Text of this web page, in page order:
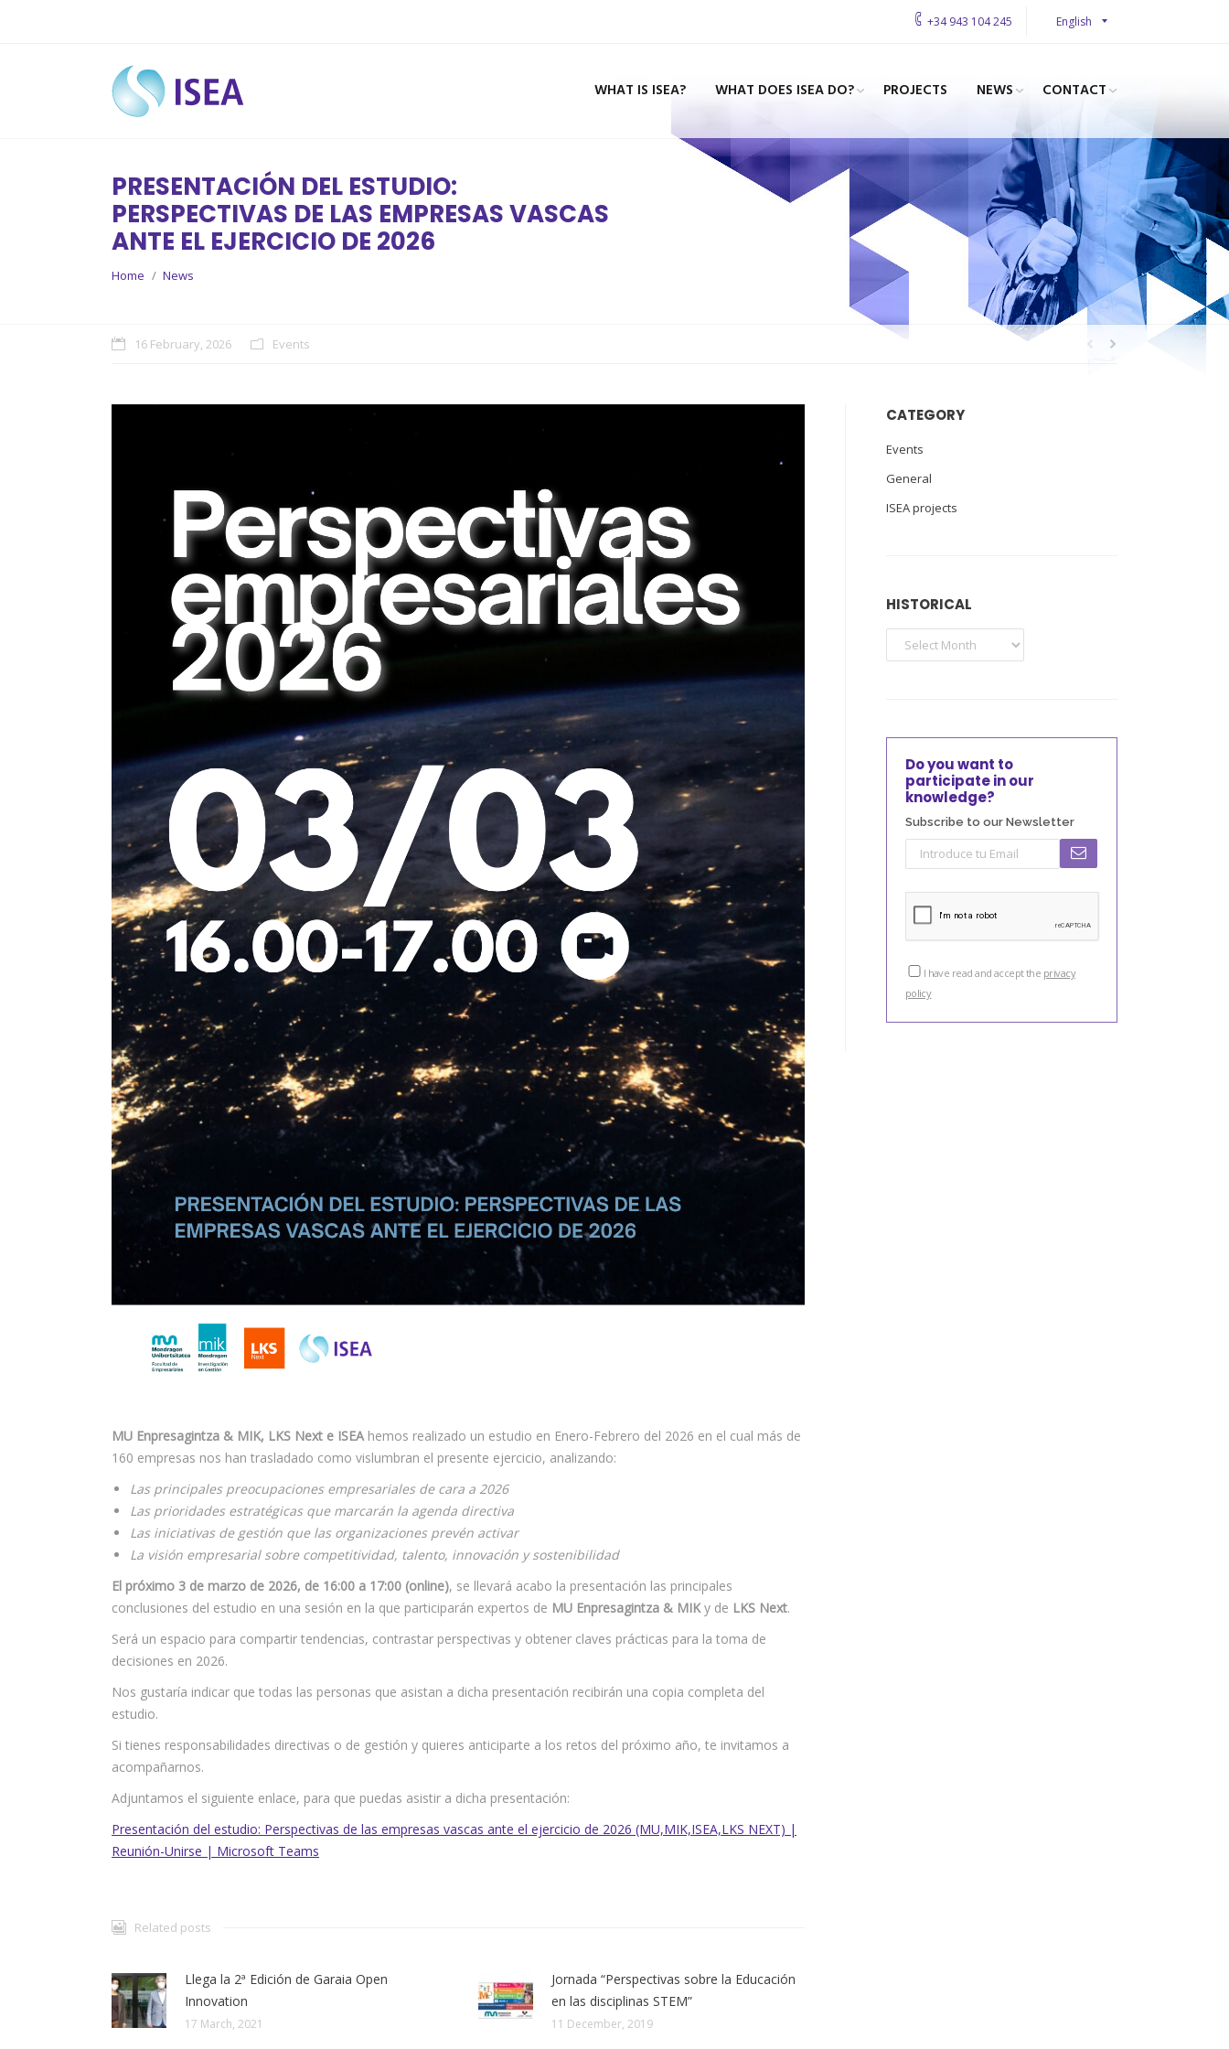
English
+34 943 104 245
WHAT IS ISEA? WHAT DOES ISEA DO? PROJECTS NEWS CONTACT
PRESENTACIÓN DEL ESTUDIO:
PERSPECTIVAS DE LAS EMPRESAS VASCAS
ANTE EL EJERCICIO DE 2026
You are here:
Home News
16 February, 2026 Events
MU Enpresagintza & MIK, LKS Next e ISEA hemos realizado un estudio en Enero-Febrero del 2026 en el cual más de
160 empresas nos han trasladado como vislumbran el presente ejercicio, analizando:
Las principales preocupaciones empresariales de cara a 2026
Las prioridades estratégicas que marcarán la agenda directiva
Las iniciativas de gestión que las organizaciones prevén activar
La visión empresarial sobre competitividad, talento, innovación y sostenibilidad
El próximo 3 de marzo de 2026, de 16:00 a 17:00 (online), se llevará acabo la presentación las principales
conclusiones del estudio en una sesión en la que participarán expertos de MU Enpresagintza & MIKy de LKS Next.
Será un espacio para compartir tendencias, contrastar perspectivas y obtener claves prácticas para la toma de
decisiones en 2026.
Nos gustaría indicar que todas las personas que asistan a dicha presentación recibirán una copia completa del
estudio.
Si tienes responsabilidades directivas o de gestión y quieres anticiparte a los retos del próximo año, te invitamos a
acompañarnos.
Adjuntamos el siguiente enlace, para que puedas asistir a dicha presentación:
Presentación del estudio: Perspectivas de las empresas vascas ante el ejercicio de 2026 (MU,MIK,ISEA,LKS NEXT) |
Reunión-Unirse | Microsoft Teams
Related posts
Llega la 2ª Edición de Garaia Open
Innovation
17 March, 2021
Jornada “Perspectivas sobre la Educación
en las disciplinas STEM”
11 December, 2019
CATEGORY
Events
General
ISEA projects
HISTORICAL
Do you want to
participate in our
knowledge?
Subscribe to our Newsletter
I have read and accept the privacy
policy